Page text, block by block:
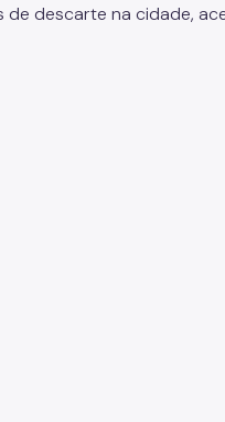
descarte na cidade,